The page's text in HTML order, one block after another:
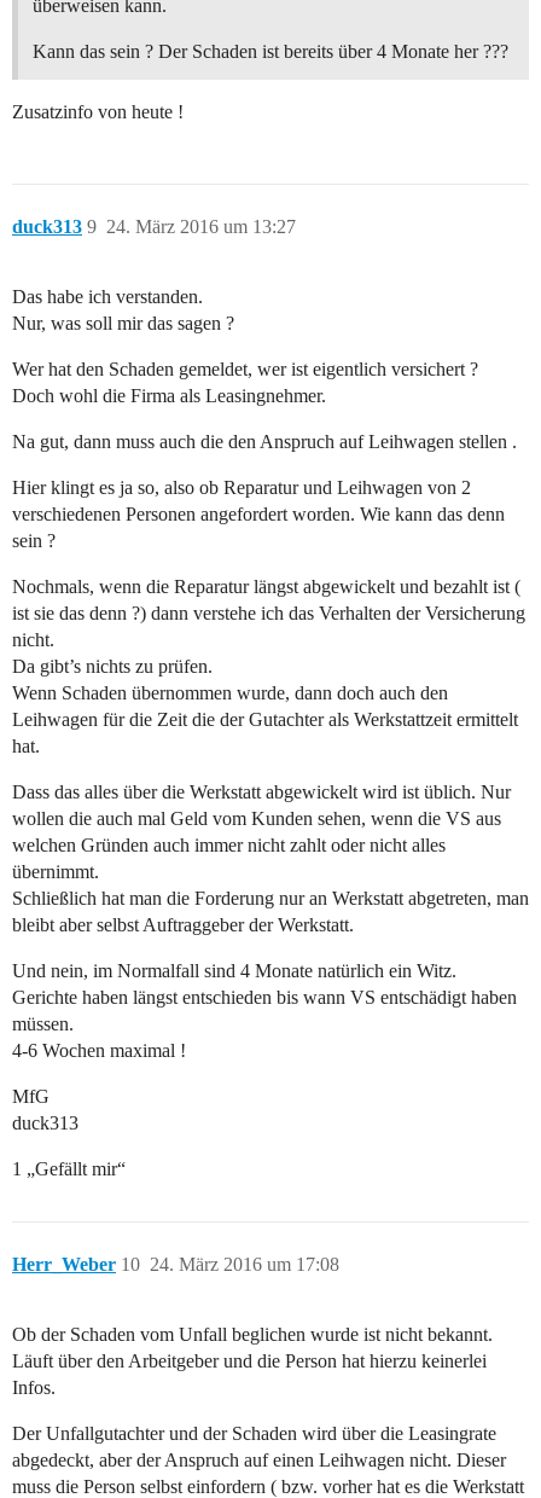
überweisen kann.
Kann das sein ? Der Schaden ist bereits über 4 Monate her ???
Zusatzinfo von heute !
duck313 24. März 2016 um 13:27
9
Das habe ich verstanden.
Nur, was soll mir das sagen ?
Wer hat den Schaden gemeldet, wer ist eigentlich versichert ?
Doch wohl die Firma als Leasingnehmer.
Na gut, dann muss auch die den Anspruch auf Leihwagen stellen .
Hier klingt es ja so, also ob Reparatur und Leihwagen von 2
verschiedenen Personen angefordert worden. Wie kann das denn
sein ?
Nochmals, wenn die Reparatur längst abgewickelt und bezahlt ist (
ist sie das denn ?) dann verstehe ich das Verhalten der Versicherung
nicht.
Da gibt’s nichts zu prüfen.
Wenn Schaden übernommen wurde, dann doch auch den
Leihwagen für die Zeit die der Gutachter als Werkstattzeit ermittelt
hat.
Dass das alles über die Werkstatt abgewickelt wird ist üblich. Nur
wollen die auch mal Geld vom Kunden sehen, wenn die VS aus
welchen Gründen auch immer nicht zahlt oder nicht alles
übernimmt.
Schließlich hat man die Forderung nur an Werkstatt abgetreten, man
bleibt aber selbst Auftraggeber der Werkstatt.
Und nein, im Normalfall sind 4 Monate natürlich ein Witz.
Gerichte haben längst entschieden bis wann VS entschädigt haben
müssen.
4-6 Wochen maximal !
MfG
duck313
1 „Gefällt mir“
Herr_Weber 24. März 2016 um 17:08
10
Ob der Schaden vom Unfall beglichen wurde ist nicht bekannt.
Läuft über den Arbeitgeber und die Person hat hierzu keinerlei
Infos.
Der Unfallgutachter und der Schaden wird über die Leasingrate
abgedeckt, aber der Anspruch auf einen Leihwagen nicht. Dieser
muss die Person selbst einfordern ( bzw. vorher hat es die Werkstatt